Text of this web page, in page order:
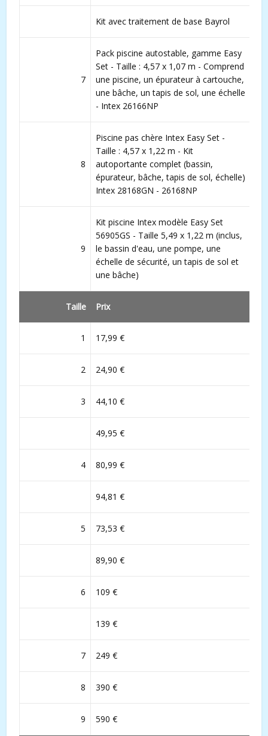
Kit avec traitement de base Bayrol
7
Pack piscine autostable, gamme Easy
Set - Taille : 4,57 x 1,07 m - Comprend
une piscine, un épurateur à cartouche,
une bâche, un tapis de sol, une échelle
- Intex 26166NP
8
Piscine pas chère Intex Easy Set -
Taille : 4,57 x 1,22 m - Kit
autoportante complet (bassin,
épurateur, bâche, tapis de sol, échelle)
Intex 28168GN - 26168NP
9
Kit piscine Intex modèle Easy Set
56905GS - Taille 5,49 x 1,22 m (inclus,
le bassin d'eau, une pompe, une
échelle de sécurité, un tapis de sol et
une bâche)
Taille Prix
1 17,99 €
2 24,90 €
3 44,10 €
49,95 €
4 80,99 €
94,81 €
5 73,53 €
89,90 €
6 109 €
139 €
7 249 €
8 390 €
9 590 €